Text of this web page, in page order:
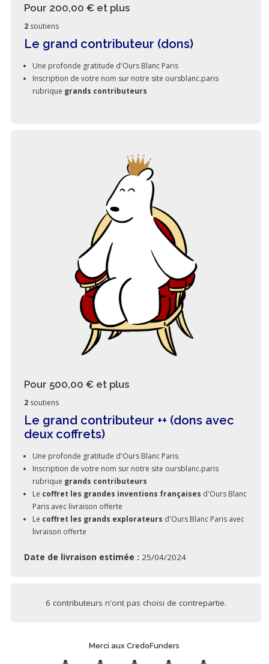
Pour 200,00 € et plus
2 soutiens
Le grand contributeur (dons)
Une profonde gratitude d'Ours Blanc Paris
Inscription de votre nom sur notre site oursblanc.paris
rubrique grands contributeurs
Pour 500,00 € et plus
2 soutiens
Le grand contributeur ++ (dons avec
deux coffrets)
Une profonde gratitude d'Ours Blanc Paris
Inscription de votre nom sur notre site oursblanc.paris
rubrique grands contributeurs
Le coffret les grandes inventions françaises d'Ours Blanc
Paris avec livraison offerte
Le coffret les grands explorateurs d'Ours Blanc Paris avec
livraison offerte
Date de livraison estimée : 25/04/2024
6 contributeurs n'ont pas choisi de contrepartie.
Merci aux CredoFunders